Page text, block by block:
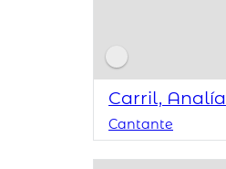
Carril, Analía
Cantante